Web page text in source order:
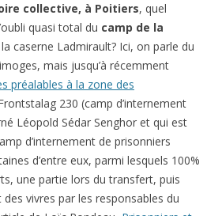
collective, à Poitiers, quel
quasi total du camp de la
caserne Ladmirault? Ici, on parle du
mais jusqu’à récemment
préalables à la zone des
230 (camp d’internement
Léopold Sédar Senghor et qui est
d’internement de prisonniers
d’entre eux, parmi lesquels 100%
une partie lors du transfert, puis
des vivres par les responsables du